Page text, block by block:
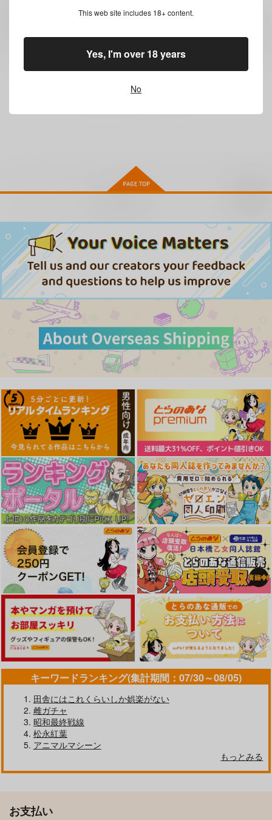
お取り寄せ
キーワードランキング(集計期間：07/30～08/05)
田舎にはこれくらいしか娯楽がない
雌ガチャ
昭和最終戦線
松永紅葉
アニマルマシーン
もっとみる
お支払い
This web site includes 18+ content.
No
Yes, I'm over 18 years